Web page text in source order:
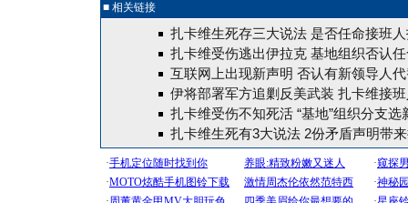
■ 相关链接
扎卡维生死存三大说法 是否任命接班
扎卡维受伤逃出伊拉克 基地组织否认
互联网上出现新声明 否认有新领导人
伊将部署军方追剿反美武装 扎卡维接
扎卡维受伤不知死活 “基地”组织分支选
扎卡维生死有3大说法 2份矛盾声明带